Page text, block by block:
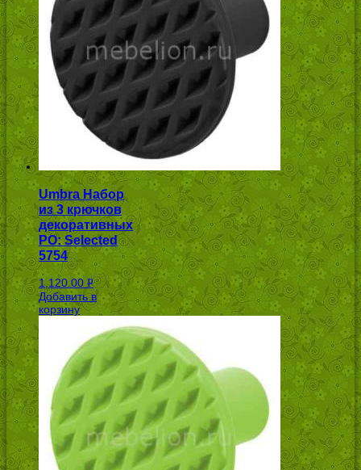
Umbra Набор
из 3 крючков
декоративных
PO: Selected
5754
1,120.00 Р
УБ.
Добавить в
корзину